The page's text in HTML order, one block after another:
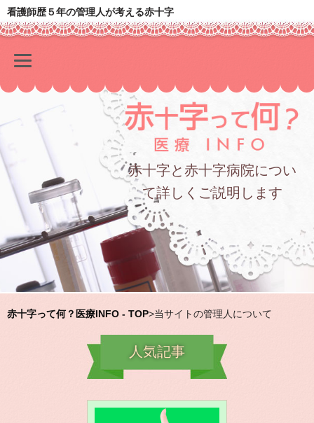
看護師歴５年の管理人が考える赤十字
赤十字と赤十字病院につい
て詳しくご説明します
赤十字って何？医療INFO - TOP>当サイトの管理人について
人気記事